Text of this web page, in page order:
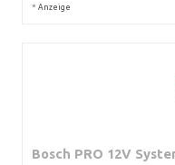
* Anzeige
Bosch PRO 12V